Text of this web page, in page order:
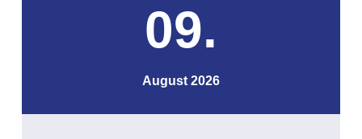
09.
August 2026